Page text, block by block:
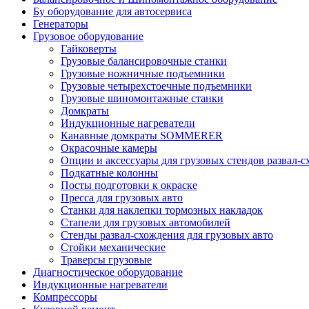
Бу оборудование для автосервиса
Генераторы
Грузовое оборудование
Гайковерты
Грузовые балансировочные станки
Грузовые ножничные подъемники
Грузовые четырехстоечные подъемники
Грузовые шиномонтажные станки
Домкраты
Индукционные нагреватели
Канавные домкраты SOMMERER
Окрасочные камеры
Опции и аксессуары для грузовых стендов развал-
Подкатные колонны
Посты подготовки к окраске
Пресса для грузовых авто
Станки для наклепки тормозных накладок
Стапели для грузовых автомобилей
Стенды развал-схождения для грузовых авто
Стойки механические
Траверсы грузовые
Диагностическое оборудование
Индукционные нагреватели
Компрессоры